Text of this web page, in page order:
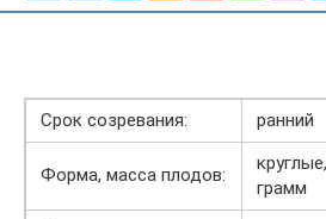
Срок созревания: ранний
Форма, масса плодов:
грамм